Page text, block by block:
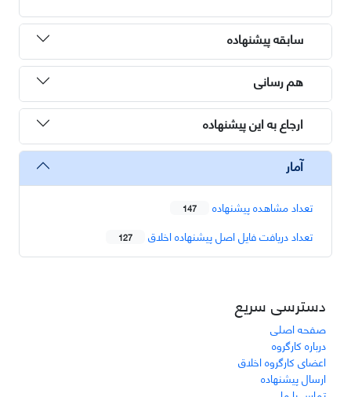
سابقه پیشنهاده
هم رسانی
ارجاع به این پیشنهاده
آمار
تعداد مشاهده پیشنهاده 147
تعداد دریافت فایل اصل پیشنهاده اخلاق 127
دسترسی سریع
صفحه اصلی
درباره کارگروه
اعضای کارگروه اخلاق
ارسال پیشنهاده